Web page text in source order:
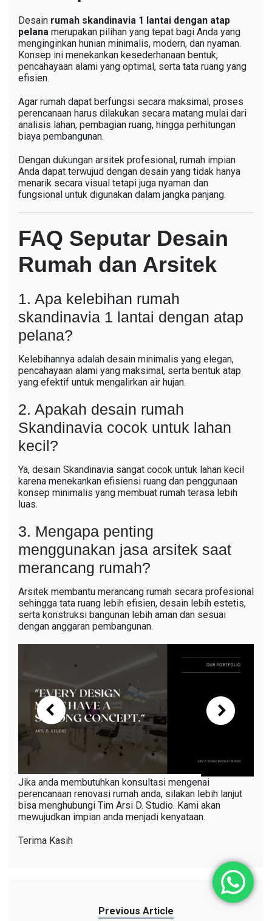
Desain rumah skandinavia 1 lantai dengan atap
pelana merupakan pilihan yang tepat bagi Anda yang
menginginkan hunian minimalis, modern, dan nyaman.
Konsep ini menekankan kesederhanaan bentuk,
pencahayaan alami yang optimal, serta tata ruang yang
efisien.
Agar rumah dapat berfungsi secara maksimal, proses
perencanaan harus dilakukan secara matang mulai dari
analisis lahan, pembagian ruang, hingga perhitungan
biaya pembangunan.
Dengan dukungan arsitek profesional, rumah impian
Anda dapat terwujud dengan desain yang tidak hanya
menarik secara visual tetapi juga nyaman dan
fungsional untuk digunakan dalam jangka panjang.
FAQ Seputar Desain
Rumah dan Arsitek
1. Apa kelebihan rumah
skandinavia 1 lantai dengan atap
pelana?
Kelebihannya adalah desain minimalis yang elegan,
pencahayaan alami yang maksimal, serta bentuk atap
yang efektif untuk mengalirkan air hujan.
2. Apakah desain rumah
Skandinavia cocok untuk lahan
kecil?
Ya, desain Skandinavia sangat cocok untuk lahan kecil
karena menekankan efisiensi ruang dan penggunaan
konsep minimalis yang membuat rumah terasa lebih
luas.
3. Mengapa penting
menggunakan jasa arsitek saat
merancang rumah?
Arsitek membantu merancang rumah secara profesional
sehingga tata ruang lebih efisien, desain lebih estetis,
serta konstruksi bangunan lebih aman dan sesuai
dengan anggaran pembangunan.
Jika anda membutuhkan konsultasi mengenai
perencanaan renovasi rumah anda, silakan lebih lanjut
bisa menghubungi Tim Arsi D. Studio. Kami akan
mewujudkan impian anda menjadi kenyataan.
Terima Kasih
Previous Article